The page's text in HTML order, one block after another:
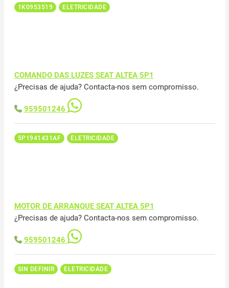
1K0953519 ELETRICIDADE
COMANDO DAS LUZES SEAT ALTEA 5P1
¿Precisas de ajuda? Contacta-nos sem compromisso.
959501246
5P1941431AF ELETRICIDADE
MOTOR DE ARRANQUE SEAT ALTEA 5P1
¿Precisas de ajuda? Contacta-nos sem compromisso.
959501246
SIN DEFINIR ELETRICIDADE